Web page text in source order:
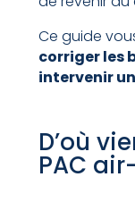
Ce guide
corriger les
intervenir
D’où
PAC